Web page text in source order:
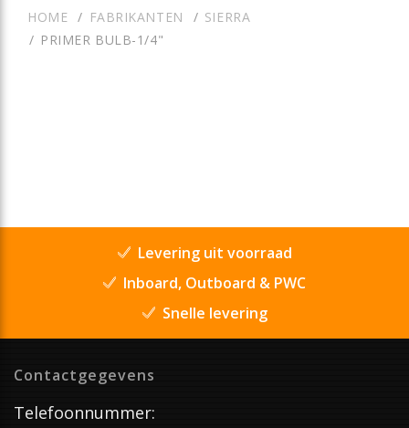
HOME FABRIKANTEN
SIERRA
PRIMER BULB-1/4"
Levering uit voorraad
Inboard, Outboard & PWC
Snelle levering
Contactgegevens
Telefoonnummer: